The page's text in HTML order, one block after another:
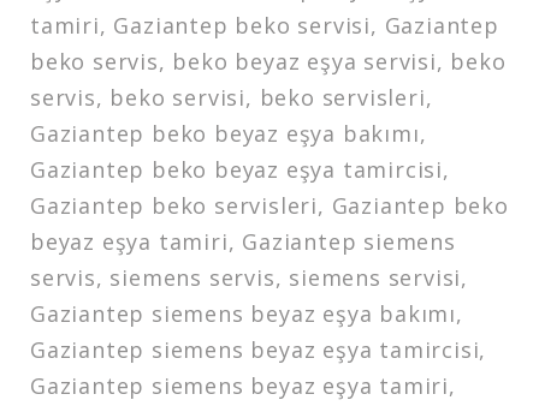
tamiri, Gaziantep beko servisi, Gaziantep
beko servis, beko beyaz eşya servisi, beko
servis, beko servisi, beko servisleri,
Gaziantep beko beyaz eşya bakımı,
Gaziantep beko beyaz eşya tamircisi,
Gaziantep beko servisleri, Gaziantep beko
beyaz eşya tamiri, Gaziantep siemens
servis, siemens servis, siemens servisi,
Gaziantep siemens beyaz eşya bakımı,
Gaziantep siemens beyaz eşya tamircisi,
Gaziantep siemens beyaz eşya tamiri,